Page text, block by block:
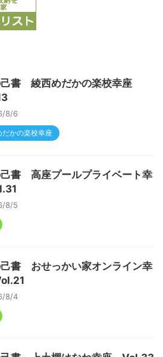
書 綾西めだかの楽校幸座
8/6
だかの楽校幸座
書 高座プールプライベート幸
8/5
書 おせっかい家オンライン幸
8/4